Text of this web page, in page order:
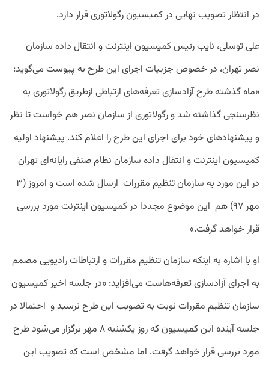
در انتظار تصویب نهایی در کمیسیون رگولاتوری قرار دارد.
علی توسلی، نایب رئیس کمیسیون اینترنت و انتقال داده سازمان
نصر تهران، در خصوص جزییات اجرای این طرح به پیوست می‌گوید‌:
«ماه گذشته طرح آزادسازی تعرفه‌های ارتباطی ازطریق رگولاتوری به
نظرسنجی گذاشته شد و رگولاتوری از سازمان نصر هم خواست تا نظر
و پیشنهادهای خود برای اجرای این طرح را اعلام کند. پیشنهاد اولیه
کمیسیون اینترنت و انتقال داده سازمان نظام صنفی رایانه‌ای تهران
در این مورد به سازمان تنظیم مقررات ارسال شده است و امروز (۳
مهر ۹۷) هم این موضوع مجددا در کمیسیون اینترنت مورد بررسی
قرار خواهد گرفت.»
او با اشاره به اینکه سازمان تنظیم مقررات و ارتباطات رادیویی مصمم
به اجرای آزادسازی تعرفه‌هاست می‌افزاید: «در جلسه اخیر کمیسیون
سازمان تنظیم مقررات نوبت به تصویب این طرح نرسید و احتمالا در
جلسه آینده این کمیسیون که روز یکشنبه ۸ مهر برگزار می‌شود طرح
مورد بررسی قرار خواهد گرفت. اما مشخص است که تصویب این